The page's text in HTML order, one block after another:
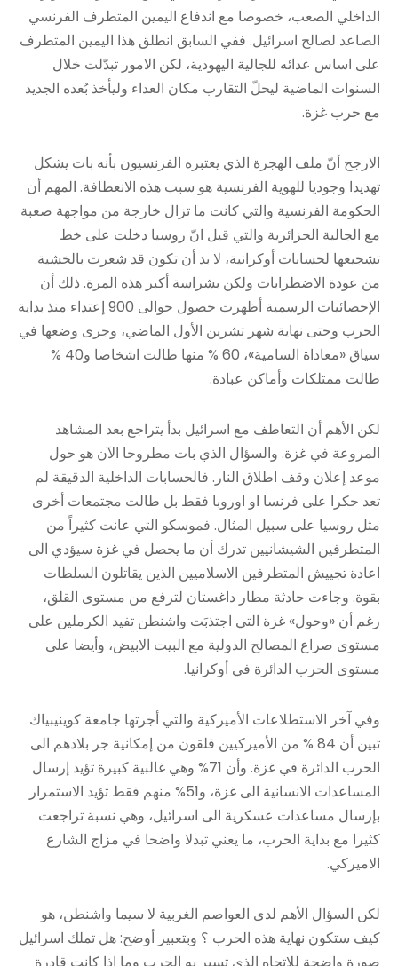
الداخلي الصعب، خصوصا مع اندفاع اليمين المتطرف الفرنسي
الصاعد لصالح اسرائيل. ففي السابق انطلق هذا اليمين المتطرف
على اساس عدائه للجالية اليهودية، لكن الامور تبدّلت خلال
السنوات الماضية ليحلّ التقارب مكان العداء وليأخذ بُعده الجديد
مع حرب غزة.
الارجح أنّ ملف الهجرة الذي يعتبره الفرنسيون بأنه بات يشكل
تهديدا وجوديا للهوية الفرنسية هو سبب هذه الانعطافة. المهم أن
الحكومة الفرنسية والتي كانت ما تزال خارجة من مواجهة صعبة
مع الجالية الجزائرية والتي قيل انّ روسيا دخلت على خط
تشجيعها لحسابات أوكرانية، لا بد أن تكون قد شعرت بالخشية
من عودة الاضطرابات ولكن بشراسة أكبر هذه المرة. ذلك أن
الإحصائيات الرسمية أظهرت حصول حوالى 900 إعتداء منذ بداية
الحرب وحتى نهاية شهر تشرين الأول الماضي، وجرى وضعها في
سياق «معاداة السامية»، 60 % منها طالت اشخاصا و40 %
طالت ممتلكات وأماكن عبادة.
لكن الأهم أن التعاطف مع اسرائيل بدأ يتراجع بعد المشاهد
المروعة في غزة. والسؤال الذي بات مطروحا الآن هو حول
موعد إعلان وقف اطلاق النار. فالحسابات الداخلية الدقيقة لم
تعد حكرا على فرنسا او اوروبا فقط بل طالت مجتمعات أخرى
مثل روسيا على سبيل المثال. فموسكو التي عانت كثيراً من
المتطرفين الشيشانيين تدرك أن ما يحصل في غزة سيؤدي الى
اعادة تجييش المتطرفين الاسلاميين الذين يقاتلون السلطات
بقوة. وجاءت حادثة مطار داغستان لترفع من مستوى القلق،
رغم أن «وحول» غزة التي اجتذبَت واشنطن تفيد الكرملين على
مستوى صراع المصالح الدولية مع البيت الابيض، وأيضا على
مستوى الحرب الدائرة في أوكرانيا.
وفي آخر الاستطلاعات الأميركية والتي أجرتها جامعة كوينيبياك
تبين أن 84 % من الأميركيين قلقون من إمكانية جر بلادهم الى
الحرب الدائرة في غزة. وأن 71% وهي غالبية كبيرة تؤيد إرسال
المساعدات الانسانية الى غزة، و51% منهم فقط تؤيد الاستمرار
بإرسال مساعدات عسكرية الى اسرائيل، وهي نسبة تراجعت
كثيرا مع بداية الحرب، ما يعني تبدلا واضحا في مزاج الشارع
الاميركي.
لكن السؤال الأهم لدى العواصم الغربية لا سيما واشنطن، هو
كيف ستكون نهاية هذه الحرب ؟ وبتعبير أوضح: هل تملك اسرائيل